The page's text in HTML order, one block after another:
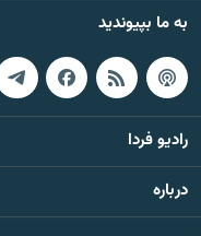
به ما بپیوندید
رادیو فردا
درباره